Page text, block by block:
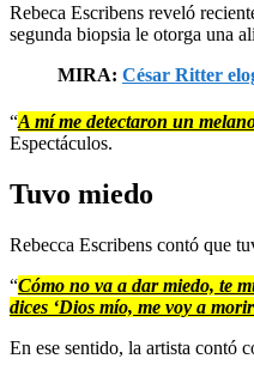
Rebeca Escribens reveló
segunda biopsia le otorga una
MIRA: César Ritter
“A mí me detectaron un
Espectáculos.
Tuvo miedo
Rebecca Escribens contó que
“Cómo no va a dar miedo, te
dices ‘Dios mío, me voy a
En ese sentido, la artista contó